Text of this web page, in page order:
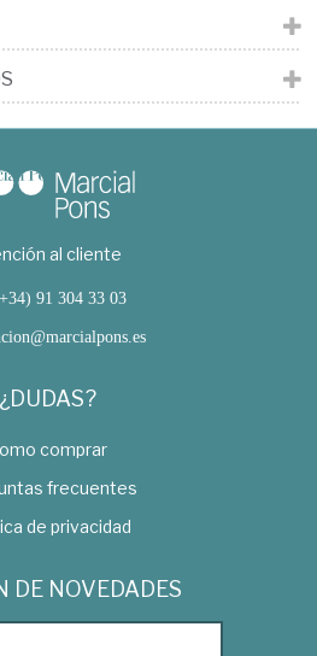
al cliente
91 304 33 03
¿DUDAS?
comprar
frecuentes
de privacidad
DE NOVEDADES